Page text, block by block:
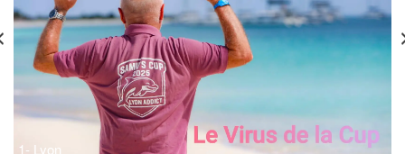
1- Lyon